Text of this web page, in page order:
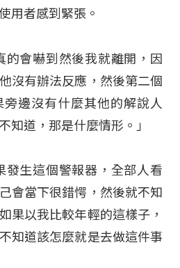
用者感到緊張。
的會嚇到然後我就離開，因
沒有辦法反應，然後第二個
邊沒有什麼其他的解說人
知道，那是什麼情形。」
發生這個警報器，全部人看
會當下很錯愕，然後就不知
果以我比較年輕的這樣子，
知道該怎麼就是去做這件事